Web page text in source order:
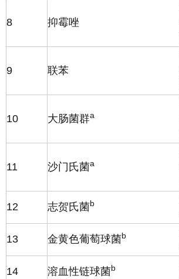
8 抑霉唑
9 联苯
10 大肠菌群a
11 沙门氏菌a
12 志贺氏菌b
13 金黄色葡萄球菌b
14 溶血性链球菌b